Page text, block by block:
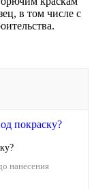
в том числе с
нанесения